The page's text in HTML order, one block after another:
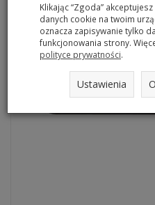
Klikając “Zgoda”
danych cookie na twoim
oznacza zapisywanie tylko
funkcjonowania strony.
polityce prywatności.
Ustawienia